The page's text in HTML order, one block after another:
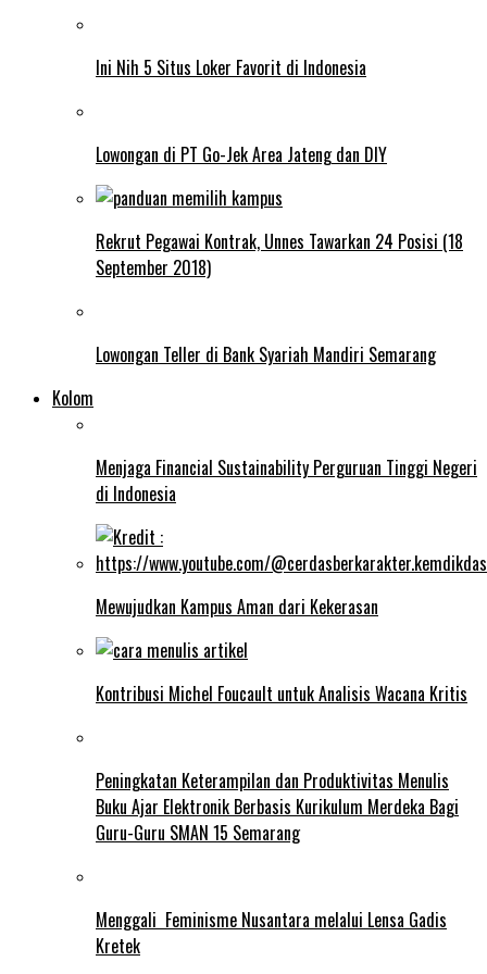
Ini Nih 5 Situs Loker Favorit di Indonesia
Lowongan di PT Go-Jek Area Jateng dan DIY
Rekrut Pegawai Kontrak, Unnes Tawarkan 24 Posisi (18
September 2018)
Lowongan Teller di Bank Syariah Mandiri Semarang
Kolom
Menjaga Financial Sustainability Perguruan Tinggi Negeri
di Indonesia
Mewujudkan Kampus Aman dari Kekerasan
Kontribusi Michel Foucault untuk Analisis Wacana Kritis
Peningkatan Keterampilan dan Produktivitas Menulis
Buku Ajar Elektronik Berbasis Kurikulum Merdeka Bagi
Guru-Guru SMAN 15 Semarang
Menggali Feminisme Nusantara melalui Lensa Gadis
Kretek